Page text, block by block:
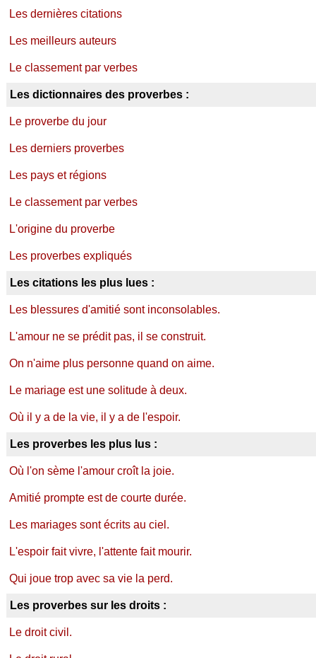
Les dernières citations
Les meilleurs auteurs
Le classement par verbes
Les dictionnaires des proverbes :
Le proverbe du jour
Les derniers proverbes
Les pays et régions
Le classement par verbes
L'origine du proverbe
Les proverbes expliqués
Les citations les plus lues :
Les blessures d'amitié sont inconsolables.
L'amour ne se prédit pas, il se construit.
On n'aime plus personne quand on aime.
Le mariage est une solitude à deux.
Où il y a de la vie, il y a de l'espoir.
Les proverbes les plus lus :
Où l'on sème l'amour croît la joie.
Amitié prompte est de courte durée.
Les mariages sont écrits au ciel.
L'espoir fait vivre, l'attente fait mourir.
Qui joue trop avec sa vie la perd.
Les proverbes sur les droits :
Le droit civil.